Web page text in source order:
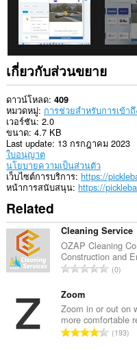
เกี่ยวกับส่วนขยาย
ดาวน์โหลด 409
หมวดหมู่ การช่วยสำหรับการเข้าถึ
เวอร์ชัน 2.0
ขนาด 4.7 KB
Last update 13 กรกฎาคม 2023
ใบอนุญาต
นโยบายความเป็นส่วนตัว
เว็บไซต์การบริการ https://
หน้าการสนับสนุน https://
Related
Cleaning Service
OZAP Cleaning
Construction and
จำ
น
ค
ะ
0
Zoom
Zoom in or out on
more comfortable
จำ193